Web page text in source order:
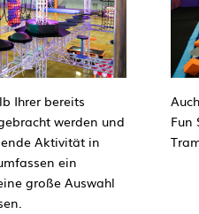
Ihrer bereits
werden und
Aktivität in
ein
große Auswahl
Fun